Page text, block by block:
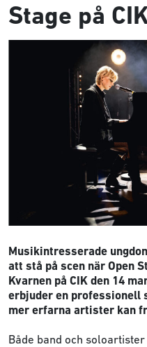
Stage på
Musikintresserade
att stå på scen när Open
Kvarnen på CIK den 14
erbjuder en professionell
mer erfarna artister kan
Både band och